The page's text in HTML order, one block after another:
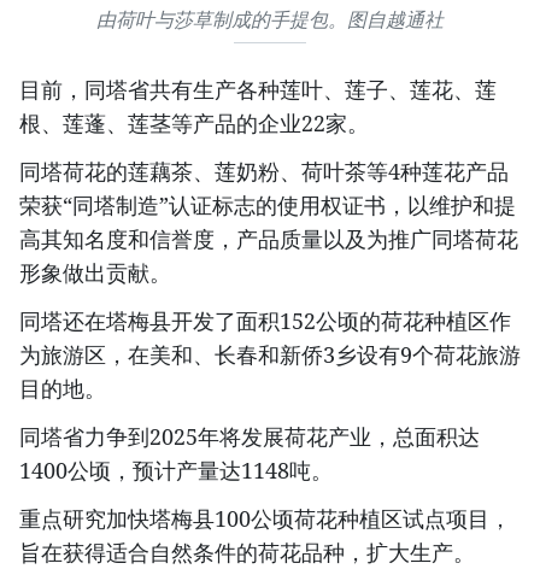
由荷叶与莎草制成的手提包。图自越通社
目前，同塔省共有生产各种莲叶、莲子、莲花、莲
根、莲蓬、莲茎等产品的企业22家。
同塔荷花的莲藕茶、莲奶粉、荷叶茶等4种莲花产品
荣获“同塔制造”认证标志的使用权证书，以维护和提
高其知名度和信誉度，产品质量以及为推广同塔荷花
形象做出贡献。
同塔还在塔梅县开发了面积152公顷的荷花种植区作
为旅游区，在美和、长春和新侨3乡设有9个荷花旅游
目的地。
同塔省力争到2025年将发展荷花产业，总面积达
1400公顷，预计产量达1148吨。
重点研究加快塔梅县100公顷荷花种植区试点项目，
旨在获得适合自然条件的荷花品种，扩大生产。